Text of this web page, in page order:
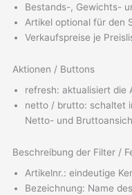
Bestands-, Gewichts-
Artikel optional für den
Verkaufspreise je
Aktionen / Buttons
refresh: aktualisiert die
netto / brutto: schaltet
Netto- und
Beschreibung der Filter /
Artikelnr.: eindeutige
Bezeichnung: Name